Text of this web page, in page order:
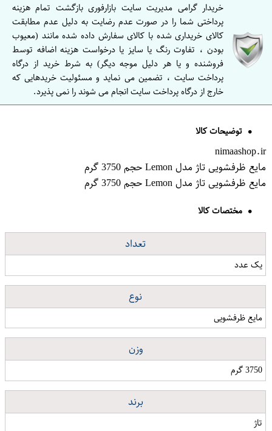
خریدار گرامی مدیریت سایت بازارفوری بازگشت تمام هزینه
پرداختی شما را در صورت عدم رضایت به دلیل عدم مطابقت
کالای خریداری شده با کالای سفارش داده شده مانند (معیوب
بودن ، تفاوت رنگ یا سایز یا درخواست هزینه اضافه توسط
فروشنده و یا هر دلیل موجه دیگر) به شرط خرید از درگاه
پرداخت سایت ، تضمین می نماید و مسئولیت خریدهایی که
خارج از درگاه پرداخت سایت انجام می شوند را نمی پذیرد.
توضیحات کالا
nimaashop.ir
مایع ظرفشویی تاژ مدل Lemon حجم 3750 گرم
مایع ظرفشویی تاژ مدل Lemon حجم 3750 گرم
مختصات کالا
تعداد
یک عدد
نوع
مایع ظرفشویی
وزن
3750 گرم
برند
تاژ